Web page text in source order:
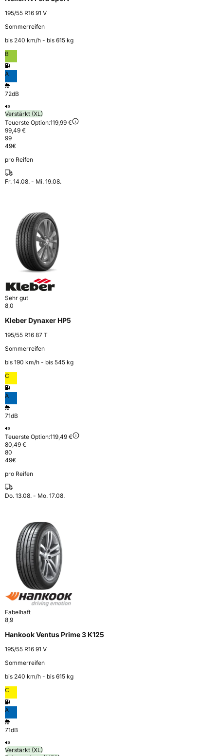
195/55 R16 91 V
Sommerreifen
bis 240 km⁠/⁠h - bis 615 kg
B
A
72dB
Verstärkt (XL)
Teuerste Option:119,99 €
99,49 €
99
49€
pro Reifen
Fr. 14.08. - Mi. 19.08.
Sehr gut
8,0
Kleber Dynaxer HP5
195/55 R16 87 T
Sommerreifen
bis 190 km⁠/⁠h - bis 545 kg
C
A
71dB
Teuerste Option:119,49 €
80,49 €
80
49€
pro Reifen
Do. 13.08. - Mo. 17.08.
Fabelhaft
8,9
Hankook Ventus Prime 3 K125
195/55 R16 91 V
Sommerreifen
bis 240 km⁠/⁠h - bis 615 kg
C
A
71dB
Verstärkt (XL)